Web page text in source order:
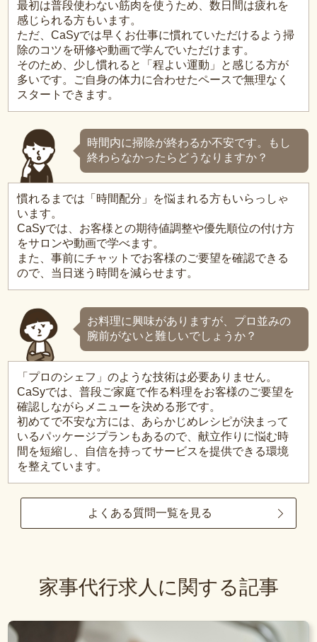
最初は普段使わない筋肉を使うため、数日間は疲れを
感じられる方もいます。
ただ、CaSyでは早くお仕事に慣れていただけるよう掃
除のコツを研修や動画で学んでいただけます。
そのため、少し慣れると「程よい運動」と感じる方が
多いです。ご自身の体力に合わせたペースで無理なく
スタートできます。
時間内に掃除が終わるか不安です。もし
終わらなかったらどうなりますか？
慣れるまでは「時間配分」を悩まれる方もいらっしゃ
います。
CaSyでは、お客様との期待値調整や優先順位の付け方
をサロンや動画で学べます。
また、事前にチャットでお客様のご要望を確認できる
ので、当日迷う時間を減らせます。
お料理に興味がありますが、プロ並みの
腕前がないと難しいでしょうか？
「プロのシェフ」のような技術は必要ありません。
CaSyでは、普段ご家庭で作る料理をお客様のご要望を
確認しながらメニューを決める形です。
初めてで不安な方には、あらかじめレシピが決まって
いるパッケージプランもあるので、献立作りに悩む時
間を短縮し、自信を持ってサービスを提供できる環境
を整えています。
よくある質問一覧を見る
家事代行求人に関する記事